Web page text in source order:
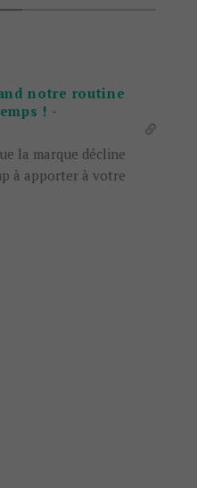
notre routine
! -
la marque décline
à apporter à votre